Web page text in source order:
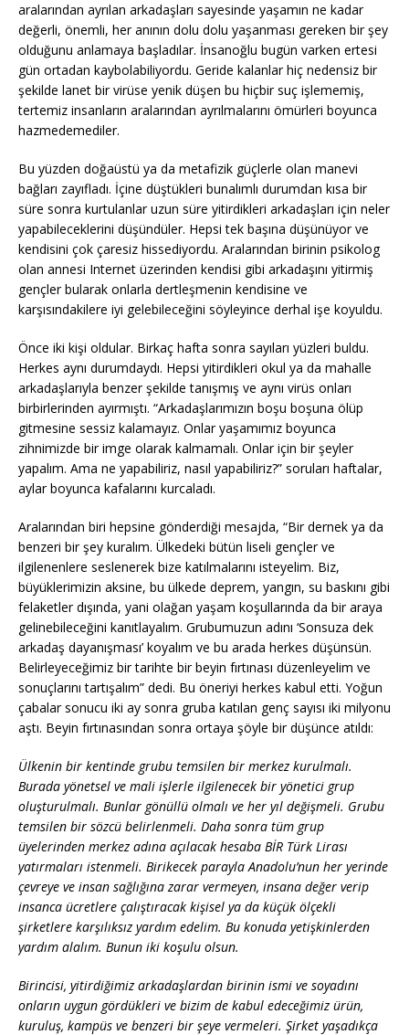
aralarından ayrılan arkadaşları sayesinde yaşamın ne kadar
değerli, önemli, her anının dolu dolu yaşanması gereken bir şey
olduğunu anlamaya başladılar. İnsanoğlu bugün varken ertesi
gün ortadan kaybolabiliyordu. Geride kalanlar hiç nedensiz bir
şekilde lanet bir virüse yenik düşen bu hiçbir suç işlememiş,
tertemiz insanların aralarından ayrılmalarını ömürleri boyunca
hazmedemediler.
Bu yüzden doğaüstü ya da metafizik güçlerle olan manevi
bağları zayıfladı. İçine düştükleri bunalımlı durumdan kısa bir
süre sonra kurtulanlar uzun süre yitirdikleri arkadaşları için neler
yapabileceklerini düşündüler. Hepsi tek başına düşünüyor ve
kendisini çok çaresiz hissediyordu. Aralarından birinin psikolog
olan annesi Internet üzerinden kendisi gibi arkadaşını yitirmiş
gençler bularak onlarla dertleşmenin kendisine ve
karşısındakilere iyi gelebileceğini söyleyince derhal işe koyuldu.
Önce iki kişi oldular. Birkaç hafta sonra sayıları yüzleri buldu.
Herkes aynı durumdaydı. Hepsi yitirdikleri okul ya da mahalle
arkadaşlarıyla benzer şekilde tanışmış ve aynı virüs onları
birbirlerinden ayırmıştı. “Arkadaşlarımızın boşu boşuna ölüp
gitmesine sessiz kalamayız. Onlar yaşamımız boyunca
zihnimizde bir imge olarak kalmamalı. Onlar için bir şeyler
yapalım. Ama ne yapabiliriz, nasıl yapabiliriz?” soruları haftalar,
aylar boyunca kafalarını kurcaladı.
Aralarından biri hepsine gönderdiği mesajda, “Bir dernek ya da
benzeri bir şey kuralım. Ülkedeki bütün liseli gençler ve
ilgilenenlere seslenerek bize katılmalarını isteyelim. Biz,
büyüklerimizin aksine, bu ülkede deprem, yangın, su baskını gibi
felaketler dışında, yani olağan yaşam koşullarında da bir araya
gelinebileceğini kanıtlayalım. Grubumuzun adını ‘Sonsuza dek
arkadaş dayanışması’ koyalım ve bu arada herkes düşünsün.
Belirleyeceğimiz bir tarihte bir beyin fırtınası düzenleyelim ve
sonuçlarını tartışalım” dedi. Bu öneriyi herkes kabul etti. Yoğun
çabalar sonucu iki ay sonra gruba katılan genç sayısı iki milyonu
aştı. Beyin fırtınasından sonra ortaya şöyle bir düşünce atıldı:
Ülkenin bir kentinde grubu temsilen bir merkez kurulmalı.
Burada yönetsel ve mali işlerle ilgilenecek bir yönetici grup
oluşturulmalı. Bunlar gönüllü olmalı ve her yıl değişmeli. Grubu
temsilen bir sözcü belirlenmeli. Daha sonra tüm grup
üyelerinden merkez adına açılacak hesaba BİR Türk Lirası
yatırmaları istenmeli. Birikecek parayla Anadolu’nun her yerinde
çevreye ve insan sağlığına zarar vermeyen, insana değer verip
insanca ücretlere çalıştıracak kişisel ya da küçük ölçekli
şirketlere karşılıksız yardım edelim. Bu konuda yetişkinlerden
yardım alalım. Bunun iki koşulu olsun.
Birincisi, yitirdiğimiz arkadaşlardan birinin ismi ve soyadını
onların uygun gördükleri ve bizim de kabul edeceğimiz ürün,
kuruluş, kampüs ve benzeri bir şeye vermeleri. Şirket yaşadıkça